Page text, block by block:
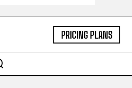
PRICING PLANS